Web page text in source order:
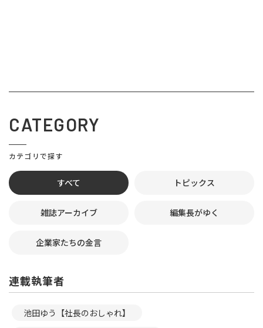
CATEGORY
カテゴリで探す
すべて トピックス
雑誌アーカイブ 編集長がゆく
企業家たちの金言
連載執筆者
池田ゆう【社長のおしゃれ】